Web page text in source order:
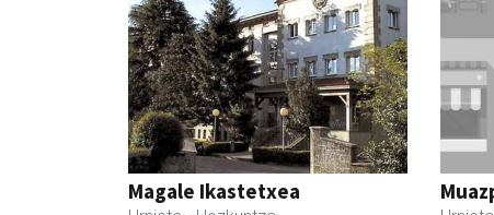
Magale Ikastetxea